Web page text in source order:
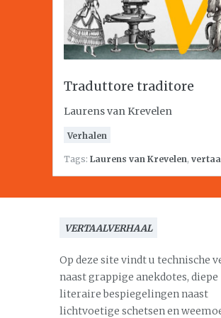
Traduttore traditore
Laurens van Krevelen
Verhalen
Tags: Laurens van Krevelen,
VERTAALVERHAAL
Op deze site vindt u technische
naast grappige anekdotes, diepe
literaire bespiegelingen naast
lichtvoetige schetsen en